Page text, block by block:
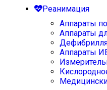
Реанимация
Аппараты
Аппараты
Аппараты